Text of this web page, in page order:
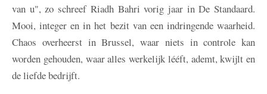
van u", zo schreef Riadh Bahri vorig jaar in De Standaard.
Mooi, integer en in het bezit van een indringende waarheid.
Chaos overheerst in Brussel, waar niets in controle kan
worden gehouden, waar alles werkelijk lééft, ademt, kwijlt en
de liefde bedrijft.